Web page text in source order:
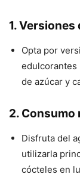
1.
Opta por
edulcorantes
de azúcar y
2. Consumo
Disfruta del
utilizarla
cócteles en